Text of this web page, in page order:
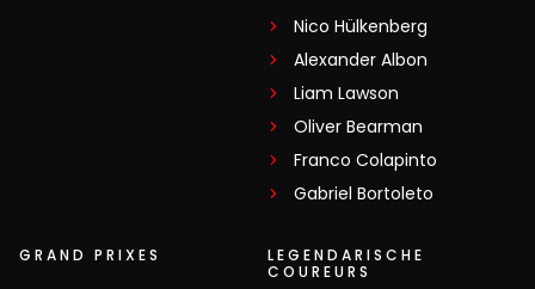
Nico Hülkenberg
Alexander Albon
Liam Lawson
Oliver Bearman
Franco Colapinto
Gabriel Bortoleto
GRAND PRIXES
LEGENDARISCHE
COUREURS